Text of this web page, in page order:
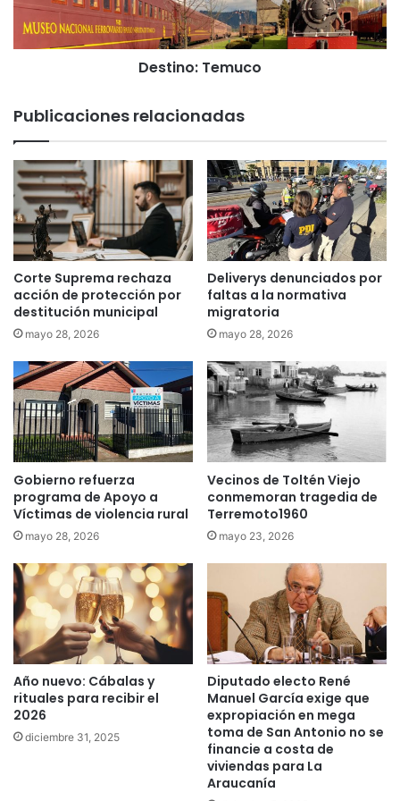
a
o
m
b
r
e
a
c
u
s
a
d
o
e
a
s
e
s
i
n
a
r
a
u
p
a
r
e
j
a
y
t
r
o
T
c
o
Destino: Temuco
Publicaciones relacionadas
Corte Suprema rechaza
acción de protección por
destitución municipal
mayo 28, 2026
Deliverys denunciados por
faltas a la normativa
migratoria
mayo 28, 2026
Gobierno refuerza
programa de Apoyo a
Víctimas de violencia rural
mayo 28, 2026
Vecinos de Toltén Viejo
conmemoran tragedia de
Terremoto1960
mayo 23, 2026
Año nuevo: Cábalas y
rituales para recibir el
2026
diciembre 31, 2025
Diputado electo René
Manuel García exige que
expropiación en mega
toma de San Antonio no se
financie a costa de
viviendas para La
Araucanía